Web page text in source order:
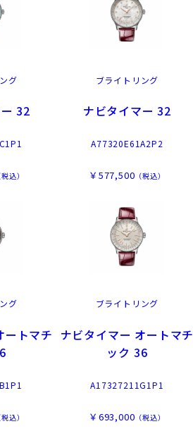
グ
32
税込）
ブライトリング
ナビタイマー 32
A77320E61A2P2
￥577,500 （税込）
グ
ートマチ
税込）
ブライトリング
ナビタイマー オートマチ
ック 36
A17327211G1P1
￥693,000 （税込）